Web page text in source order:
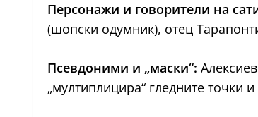
Персонажи и говорители на
(шопски одумник), отец
Псевдоними и „маски“:
„мултиплицира“ гледните точки